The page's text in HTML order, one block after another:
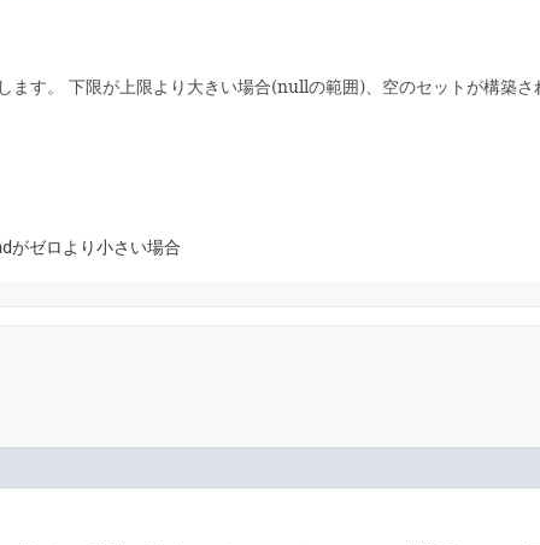
ます。 下限が上限より大きい場合(nullの範囲)、空のセットが構築さ
がゼロより小さい場合